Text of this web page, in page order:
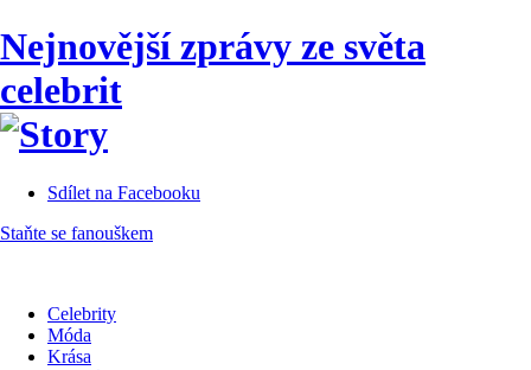
Nejnovější zprávy ze světa
celebrit
Sdílet na Facebooku
Staňte se fanouškem
Celebrity
Móda
Krása